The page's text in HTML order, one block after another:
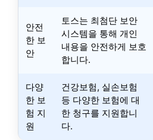
안전
한 보
안
토스는 최첨단 보안
시스템을 통해 개인
내용을 안전하게 보호
합니다.
다양
한 보
험 지
원
건강보험, 실손보험
등 다양한 보험에 대
한 청구를 지원합니
다.